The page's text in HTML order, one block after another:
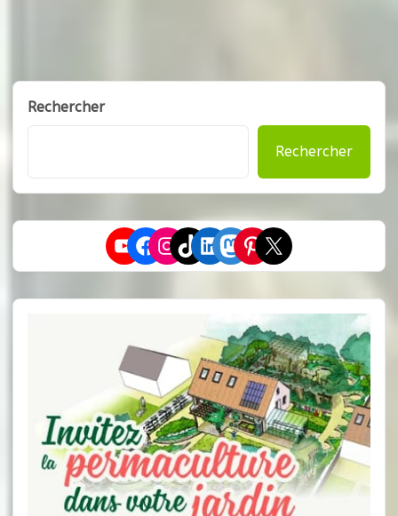
Rechercher
Rechercher
YouTube
Facebook
Instagram
TikTok
LinkedIn
Mastodon
Pinterest
X